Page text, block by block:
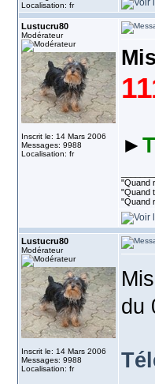
Localisation: fr
Lustucru80
Modérateur
Inscrit le: 14 Mars 2006
Messages: 9988
Localisation: fr
►
"Quand
"Quand
"Quand
Lustucru80
Modérateur
Inscrit le: 14 Mars 2006
Messages: 9988
Localisation: fr
du